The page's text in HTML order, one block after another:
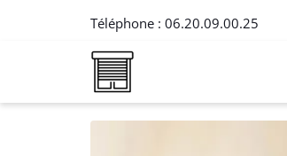
Téléphone : 06.20.09.00.25